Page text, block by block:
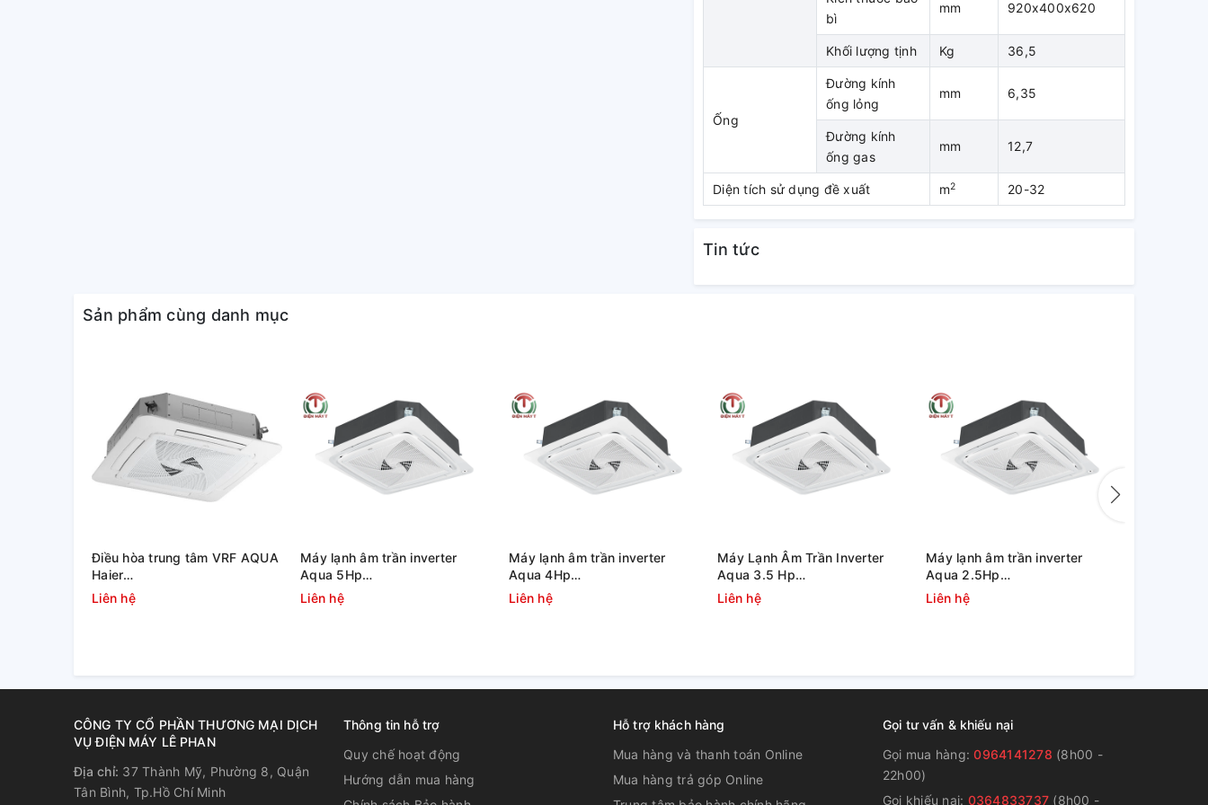
bì
mm 920x400x620
Khối lượng tịnh Kg 36,5
Ống
Đường kính
ống lỏng
mm 6,35
Đường kính
ống gas
mm 12,7
Diện tích sử dụng đề xuất m2 20-32
Tin tức
Sản phẩm cùng danh mục
Điều hòa trung tâm VRF AQUA
Haier
AU10NFNERA/AB482MNERAD
(10.0 HP)
Liên hệ
Máy lạnh âm trần inverter
Aqua 5Hp
1U125S1PN1SB/AB125S2LR1FA
Liên hệ
Máy lạnh âm trần inverter
Aqua 4Hp
1U105S1PS2SA/AB105S2LR1FA
Liên hệ
Máy Lạnh Âm Trần Inverter
Aqua 3.5 Hp
1U90S1PS3SA/AB90S2LR1FA/PB-
950KB
Liên hệ
Máy lạnh âm trần inverter
Aqua 2.5Hp
1U71S1PJ2SA/AB71S2LR1FA
Liên hệ
CÔNG TY CỔ PHẦN THƯƠNG MẠI DỊCH
VỤ ĐIỆN MÁY LÊ PHAN
Địa chỉ: 37 Thành Mỹ, Phường 8, Quận
Tân Bình, Tp.Hồ Chí Minh
Thông tin hỗ trợ
Quy chế hoạt động
Hướng dẫn mua hàng
Hỗ trợ khách hàng
Mua hàng và thanh toán Online
Mua hàng trả góp Online
Gọi tư vấn & khiếu nại
Gọi mua hàng:0964141278 (8h00 -
22h00)
Gọi khiếu nại: 0364833737 (8h00 -